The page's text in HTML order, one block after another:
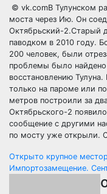
© vk.comВ Тулунском
моста через Ию. Он
Октябрьский-2.Старый
паводком в 2010 году.
200 человек, были
проблемы было
восстановлению
только на пароме или
метров построили за
Октябрьского-2
сообщение с другими
по мосту уже открыли.
Открыто крупное
Импортозамещение.